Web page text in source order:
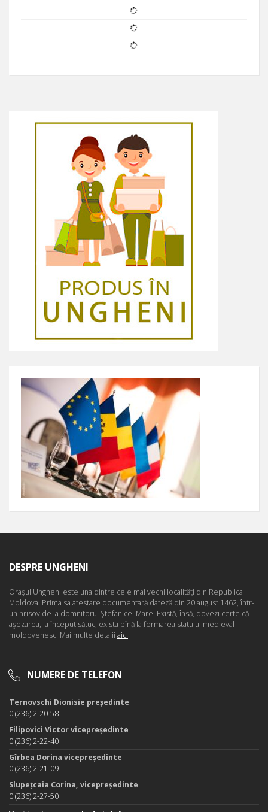
DESPRE UNGHENI
Oraşul Ungheni este una dintre cele mai vechi localităţi din Republica
Moldova. Prima sa atestare documentară dateză din 20 august 1462, într-
un hrisov de la domnitorul Ştefan cel Mare. Există, însă, dovezi certe că
aşezarea, la început sătuc, exista pînă la formarea statului medieval
moldovenesc. Mai multe detalii aici.
NUMERE DE TELEFON
Ternovschi Dionisie președinte
0 (236) 2-20-58
Filipovici Victor vicepreședinte
0 (236) 2-22-40
Gîrbea Dorina vicepreședinte
0 (236) 2-21-09
Slupețcaia Corina, vicepreședinte
0 (236) 2-27-50